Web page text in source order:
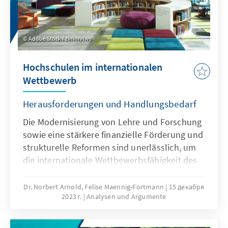
Adobe Stock / zimmytws
Hochschulen im internationalen
Wettbewerb
Herausforderungen und Handlungsbedarf
Die Modernisierung von Lehre und Forschung
sowie eine stärkere finanzielle Förderung und
strukturelle Reformen sind unerlässlich, um
die internationale Wettbewerbsfähigkeit des
verbessern. Qualitativ hochwertige Bildung
und exzellente Forschung spielen eine
Innovationen und der Schaffung von
Dr. Norbert Arnold, Felise Maennig-Fortmann
15 декабря
2023 г. Analysen und Argumente